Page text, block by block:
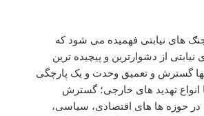
جنګ های نیابتی فهمیده می شود که
نیابتی از دشوارترین و پیچیده ترین
گسترش و تعمیق وحدت و یک پارچگی
انواع تهدید های خارجی؛ گسترش
حوزه ها های اقتصادی، سیاسی،